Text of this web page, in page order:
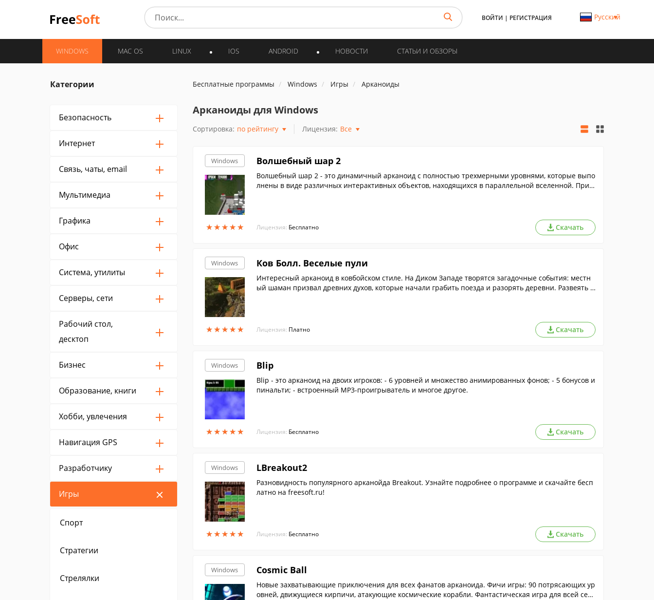
ВОЙТИ | РЕГИСТРАЦИЯ Русский
WINDOWS MAC OS LINUX IOS ANDROID НОВОСТИ СТАТЬИ И ОБЗОРЫ
Категории
Безопасность
Интернет
Связь, чаты, email
Мультимедиа
Графика
Офис
Система, утилиты
Серверы, сети
Рабочий стол,
десктоп
Бизнес
Образование, книги
Хобби, увлечения
Навигация GPS
Разработчику
Игры
Спорт
Стратегии
Стрелялки
Бесплатные программы Windows Игры Арканоиды
Арканоиды для Windows
Сортировка: по рейтингу Лицензия: Все
Windows
★★★★★
★★★★★
Волшебный шар 2
Волшебный шар 2 - это динамичный арканоид с полностью трехмерными уровнями, которые выпо
лнены в виде различных интерактивных объектов, находящихся в параллельной вселенной. При п
ь.
Лицензия: Бесплатно Скачать
Windows
★★★★★
★★★★★
Ков Болл. Веселые пули
Интересный арканоид в ковбойском стиле. На Диком Западе творятся загадочные события: местн
ый шаман призвал древних духов, которые начали грабить поезда и разорять деревни. Развеять з
Лицензия: Платно Скачать
Windows
★★★★★
★★★★★
Blip
Blip - это арканоид на двоих игроков: - 6 уровней и множество анимированных фонов; - 5 бонусов и
пинальти; - встроенный MP3-проигрыватель и многое другое.
Лицензия: Бесплатно Скачать
Windows
★★★★★
★★★★★
LBreakout2
Разновидность популярного арканойда Breakout. Узнайте подробнее о программе и скачайте бесп
латно на freesoft.ru!
Лицензия: Бесплатно Скачать
Windows Cosmic Ball
Новые захватывающие приключения для всех фанатов арканоида. Фичи игры: 90 потрясающих ур
овней, движущиеся кирпичи, атакующие космические корабли. Фантастическая игра для всей сем